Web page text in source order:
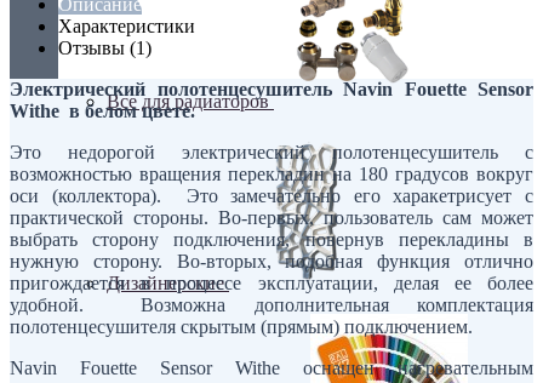
Все для радиаторов
Дизайнерские
Описание
Характеристики
Отзывы (1)
Электрический полотенцесушитель Navin Fouette Sensor
Withe в белом цвете.
Это недорогой электрический полотенцесушитель с
возможностью вращения перекладин на 180 градусов вокруг
оси (коллектора). Это замечательно его харакетрисует с
практической стороны. Во-первых, пользователь сам может
выбрать сторону подключения, повернув перекладины в
нужную сторону. Во-вторых, подобная функция отлично
пригождается в процессе эксплуатации, делая ее более
удобной. Возможна дополнительная комплектация
полотенцесушителя скрытым (прямым) подключением.
Navin Fouette Sensor Withe оснащен нагревательным